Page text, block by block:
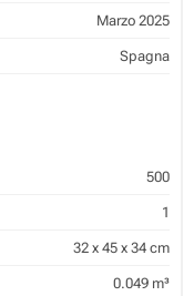
Marzo 2025
Spagna
500
1
32 x 45 x 34 cm
0.049 m³